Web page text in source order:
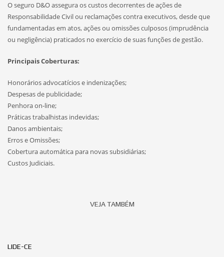
O seguro D&O assegura os custos decorrentes de ações de
Responsabilidade Civil ou reclamações contra executivos, desde que
fundamentadas em atos, ações ou omissões culposos (imprudência
ou negligência) praticados no exercício de suas funções de gestão.
Principais Coberturas:
Honorários advocatícios e indenizações;
Despesas de publicidade;
Penhora on-line;
Práticas trabalhistas indevidas;
Danos ambientais;
Erros e Omissões;
Cobertura automática para novas subsidiárias;
Custos Judiciais.
VEJA TAMBÉM
LIDE-CE